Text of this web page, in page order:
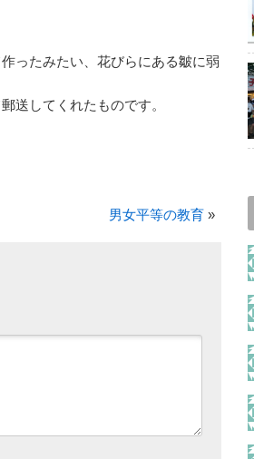
ったみたい、花びらにある皺に弱
送してくれたものです。
男女平等の教育»